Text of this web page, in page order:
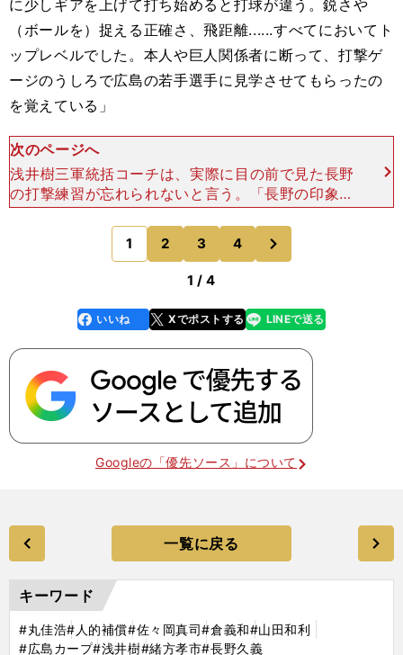
に少しギアを上げて打ち始めると打球が違う。鋭さや
（ボールを） 捉える正確さ、飛距離......すべてにおいてト
ップレベルでした。本人や巨人関係者に断って、打撃ゲ
ージのうしろで広島の若手選手に見学させてもらったの
を覚えている」
次のページへ
浅井樹三軍統括コーチは、実際に目の前で見た長野
の打撃練習が忘れられないと言う。「長野の印象は
昔から変わらないけど、本当に打撃センスの塊とい
う感じ。もちろん才能というか、持って生まれたも
のもあるんだろ
1 2 3 4
のページへ
1 / 4
faceboo
k
いいね Xでポストする
line LINEで送る
Googleの「優先ソース」について
一覧に戻る
キーワード
#丸佳浩#人的補償#佐々岡真司#倉義和#山田和利
#広島カープ#浅井樹#緒方孝市#長野久義